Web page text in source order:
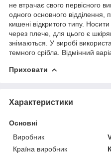
не втрачає свого первісного
одного основного відділення,
кишені відкритого типу.
через плече, для цього є
знімаються. У виробі
темного срібла. Відмінний
Приховати
Характеристики
Основні
Виробник
Країна виробник